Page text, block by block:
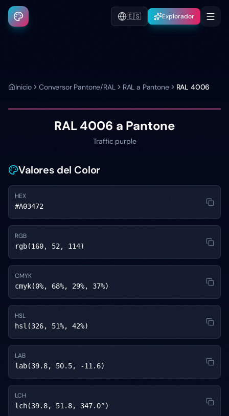
🇪🇸 Explorador
Inicio Conversor Pantone/RAL RAL a Pantone RAL 4006
RAL 4006 a Pantone
Traffic purple
Valores del Color
HEX
#A03472
RGB
rgb(160, 52, 114)
CMYK
cmyk(0%, 68%, 29%, 37%)
HSL
hsl(326, 51%, 42%)
LAB
lab(39.8, 50.5, -11.6)
LCH
lch(39.8, 51.8, 347.0°)